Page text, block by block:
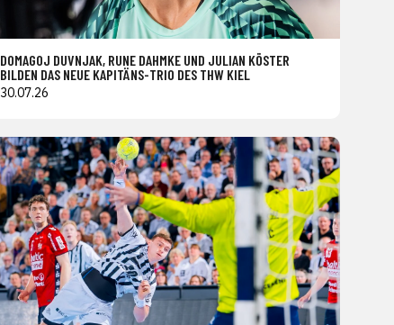
DOMAGOJ DUVNJAK, RUNE DAHMKE UND JULIAN KÖSTER
BILDEN DAS NEUE KAPITÄNS-TRIO DES THW KIEL
30.07.26